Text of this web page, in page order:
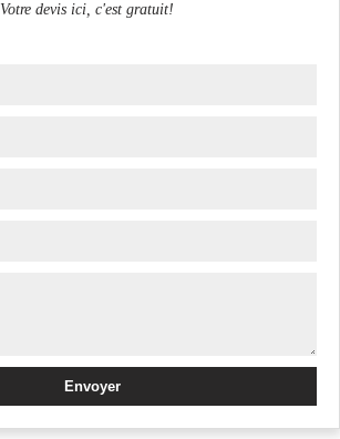
Votre devis ici, c'est gratuit!